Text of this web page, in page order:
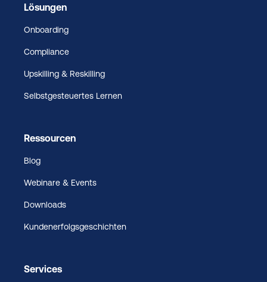
Lösungen
Onboarding
Compliance
Upskilling & Reskilling
Selbstgesteuertes Lernen
Ressourcen
Blog
Webinare & Events
Downloads
Kundenerfolgsgeschichten
Services